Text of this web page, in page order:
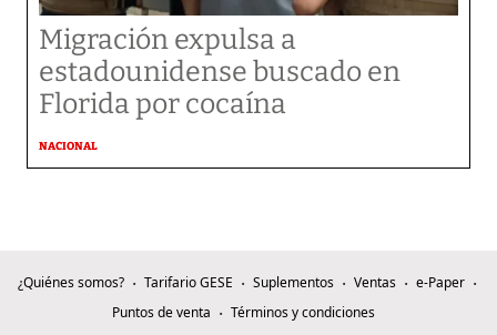
Migración expulsa a
estadounidense buscado en
Florida por cocaína
NACIONAL
¿Quiénes somos? Tarifario GESE Suplementos Ventas
e-Paper
Puntos de venta
Términos y condiciones